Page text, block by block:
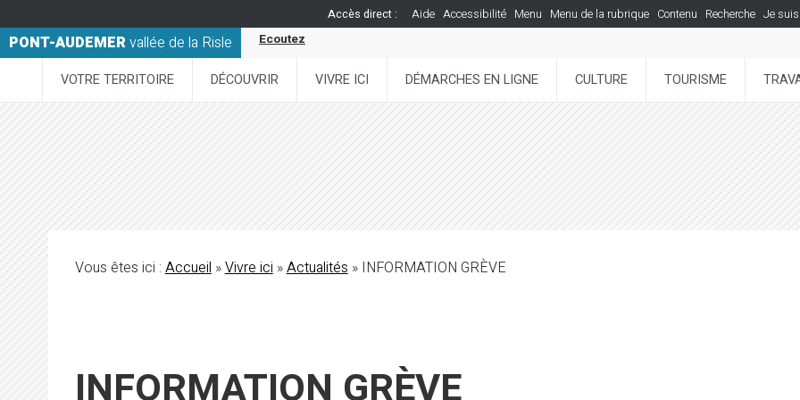
Accès direct : Aide Accessibilité Menu Menu de la rubrique Contenu Recherche Je suis
PONT-AUDEMERvallée de la Risle Ecoutez
VOTRE TERRITOIRE DÉCOUVRIR VIVRE ICI DÉMARCHES EN LIGNE CULTURE TOURISME
Vous êtes ici :Accueil»Vivre ici»Actualités» INFORMATION GRÈVE